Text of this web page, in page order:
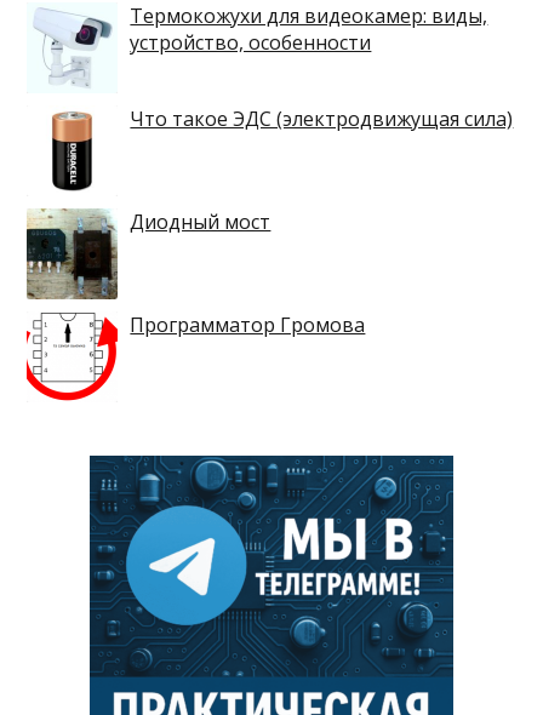
Термокожухи для видеокамер: виды,
устройство, особенности
Что такое ЭДС (электродвижущая сила)
Диодный мост
Программатор Громова